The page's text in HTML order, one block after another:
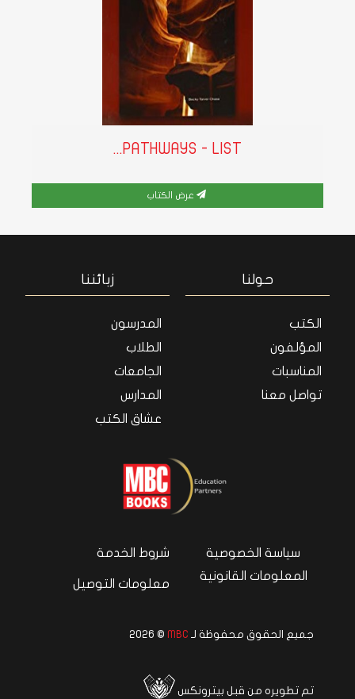
PATHWAYS - LIST...
عرض الكتاب
حولنا
الكتب
المؤلفون
المناسبات
تواصل معنا
زبائننا
المدرسون
الطلاب
الجامعات
المدارس
عشاق الكتب
سياسة الخصوصية
المعلومات القانونية
شروط الخدمة
معلومات التوصيل
جميع الحقوق محفوظة لـ MBC
© 2026
تم تطويره من قبل بيترونكس